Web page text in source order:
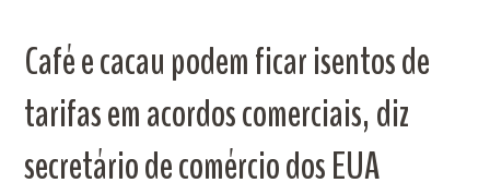
Café e cacau podem ficar isentos de
tarifas em acordos comerciais, diz
secretário de comércio dos EUA